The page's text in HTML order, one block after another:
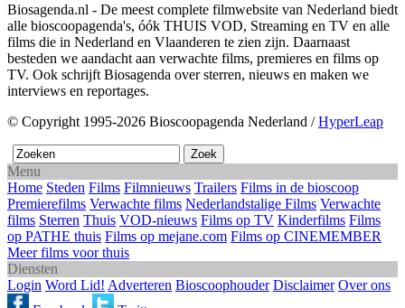
Biosagenda.nl - De meest complete filmwebsite van Nederland biedt
alle bioscoopagenda's, óók THUIS VOD, Streaming en TV en alle
films die in Nederland en Vlaanderen te zien zijn. Daarnaast
besteden we aandacht aan verwachte films, premieres en films op
TV. Ook schrijft Biosagenda over sterren, nieuws en maken we
interviews en reportages.
© Copyright 1995-2026 Bioscoopagenda Nederland /HyperLeap
Menu
Home Steden Films Filmnieuws Trailers Films in de bioscoop
Premierefilms Verwachte films Nederlandstalige Films Verwachte
films Sterren Thuis VOD-nieuws Films op TV Kinderfilms Films
op PATHE thuis Films op mejane.com Films op CINEMEMBER
Meer films voor thuis
Diensten
Login Word Lid! Adverteren Bioscoophouder Disclaimer Over ons